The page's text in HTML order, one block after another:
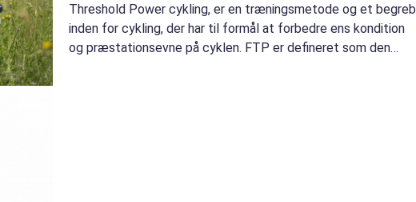
Threshold Power cykling, er en træningsmetode og et begreb
inden for cykling, der har til formål at forbedre ens kondition
og præstationsevne på cyklen. FTP er defineret som den